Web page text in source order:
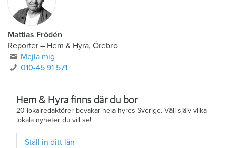
Mattias Frödén
Reporter – Hem & Hyra, Örebro
Mejla mig
010-45 91 571
Hem & Hyra finns där du bor
20 lokalredaktörer bevakar hela hyres-Sverige. Välj själv vilka
lokala nyheter du vill se!
Ställ in ditt län